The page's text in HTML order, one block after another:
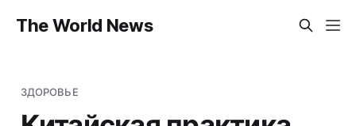
The World News
ЗДОРОВЬЕ